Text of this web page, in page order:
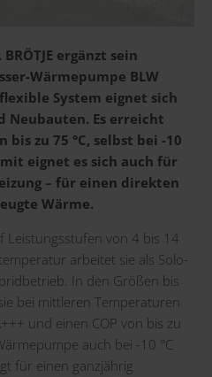
ergänzt sein
Wärmepumpe BLW
System eignet sich
Neubauten. Es erreicht
zu 75 °C, selbst bei -10
eignet es sich auch für
– für einen direkten
Wärme.
Leistungsstufen von 4 bis 14
arbeitet sie als Solo-
In den Größen bis
bei mittleren Temperaturen
und einen COP von bis zu
auch bei -10 °C
für einen ganzjährig